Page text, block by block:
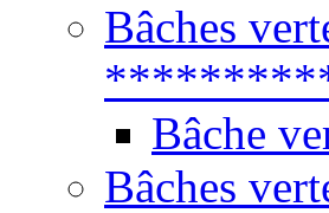
Bâches
**********
Bâche
Bâches